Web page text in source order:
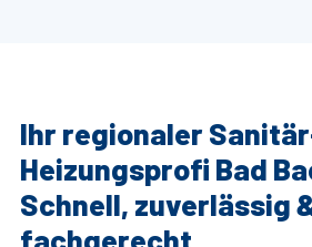
Ihr regionaler
Heizungsprofi Bad
Schnell, zuverlässig
fachgerecht